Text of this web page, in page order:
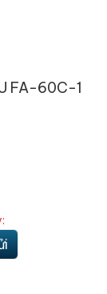
FA-60C-1